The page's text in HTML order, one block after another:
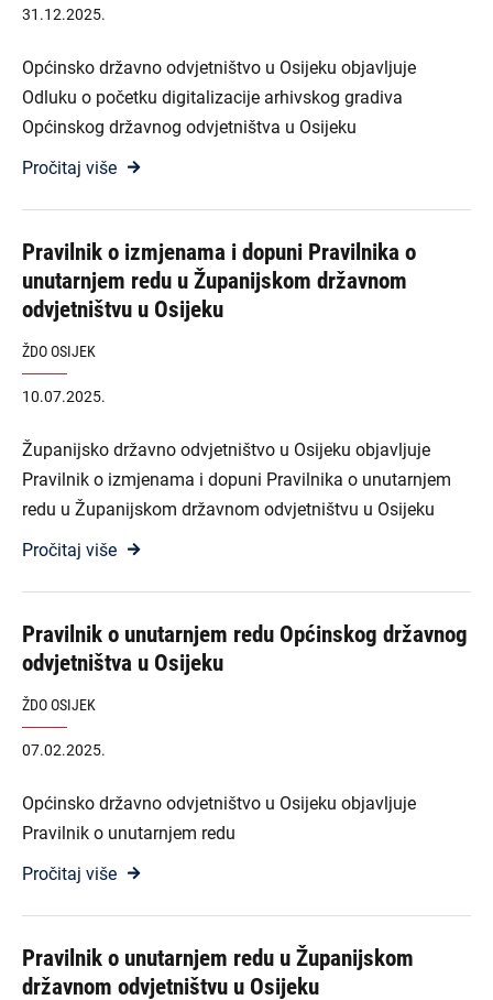
31.12.2025.
Općinsko državno odvjetništvo u Osijeku objavljuje
Odluku o početku digitalizacije arhivskog gradiva
Općinskog državnog odvjetništva u Osijeku
Pročitaj više
Pravilnik o izmjenama i dopuni Pravilnika o
unutarnjem redu u Županijskom državnom
odvjetništvu u Osijeku
ŽDO OSIJEK
10.07.2025.
Županijsko državno odvjetništvo u Osijeku objavljuje
Pravilnik o izmjenama i dopuni Pravilnika o unutarnjem
redu u Županijskom državnom odvjetništvu u Osijeku
Pročitaj više
Pravilnik o unutarnjem redu Općinskog državnog
odvjetništva u Osijeku
ŽDO OSIJEK
07.02.2025.
Općinsko državno odvjetništvo u Osijeku objavljuje
Pravilnik o unutarnjem redu
Pročitaj više
Pravilnik o unutarnjem redu u Županijskom
državnom odvjetništvu u Osijeku